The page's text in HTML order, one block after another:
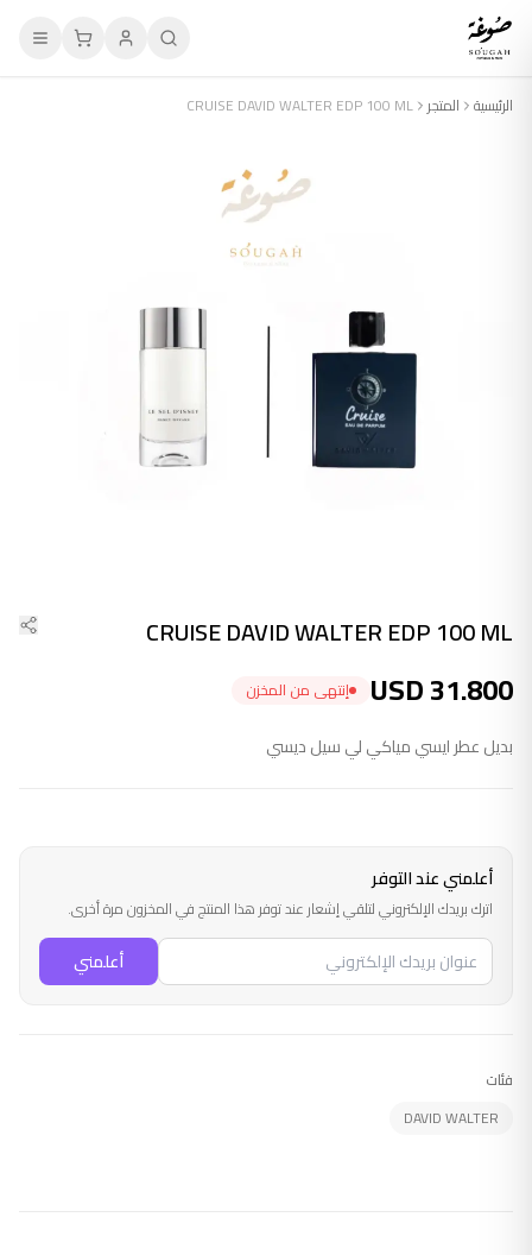
الرئيسية المتجر CRUISE DAVID WALTER EDP 100 ML
CRUISE DAVID WALTER EDP 100 ML
USD31.800 إنتهى من المخزن
بديل عطر ايسي مياكي لي سيل ديسي
أعلمني عند التوفر
اترك بريدك الإلكتروني لتلقي إشعار عند توفر هذا المنتج في المخزون مرة أخرى.
أعلمني
فئات
DAVID WALTER